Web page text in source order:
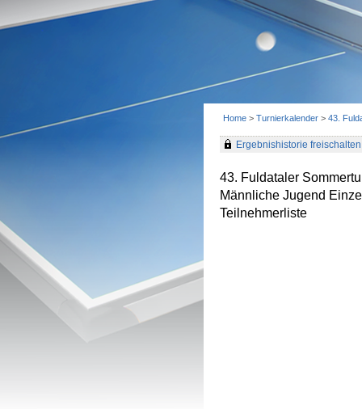
Home > Turnierkalender > 43.
Ergebnishistorie freischalten
43. Fuldataler
Männliche Jugend
Teilnehmerliste